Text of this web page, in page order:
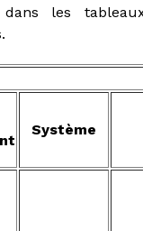
dans les
Système